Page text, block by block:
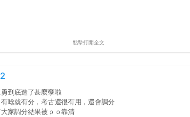
點擊打開全文
到底造了甚麼孽啦
唸就有分，考古還很有用，還會調分
家調分結果被ｐｏ靠清